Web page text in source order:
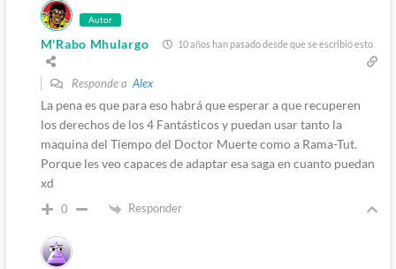
Autor
M'Rabo Mhulargo 10 años han pasado desde que se escribió esto
Responde a Alex
La pena es que para eso habrá que esperar a que recuperen
los derechos de los 4 Fantásticos y puedan usar tanto la
maquina del Tiempo del Doctor Muerte como a Rama-Tut.
Porque les veo capaces de adaptar esa saga en cuanto puedan
xd
0 Responder